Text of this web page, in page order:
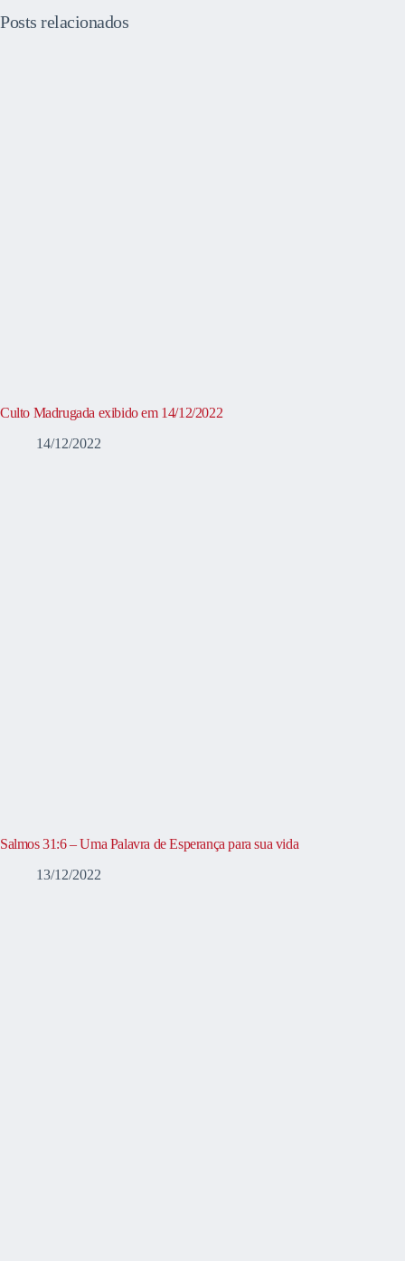
Posts relacionados
Culto Madrugada exibido em 14/12/2022
14/12/2022
Salmos 31:6 – Uma Palavra de Esperança para sua vida
13/12/2022